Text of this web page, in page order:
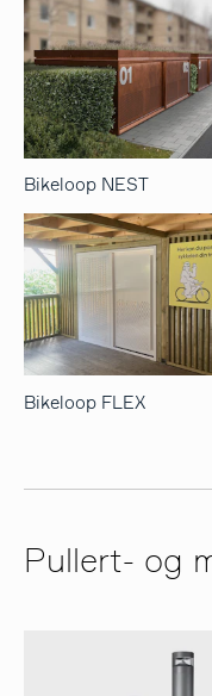
Bikeloop NEST
Bikeloop FLEX
Pullert- og